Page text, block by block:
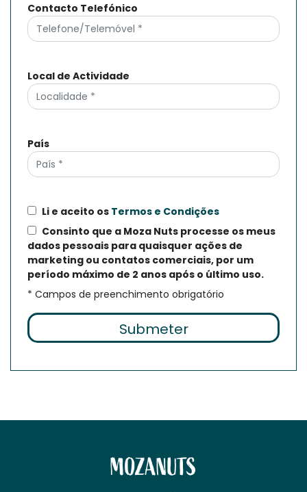
Contacto Telefónico
Local de Actividade
País
Li e aceito os Termos e Condições
Consinto que a Moza Nuts processe os meus
dados pessoais para quaisquer ações de
marketing ou contatos comerciais, por um
período máximo de 2 anos após o último uso.
* Campos de preenchimento obrigatório
MOZANUTS